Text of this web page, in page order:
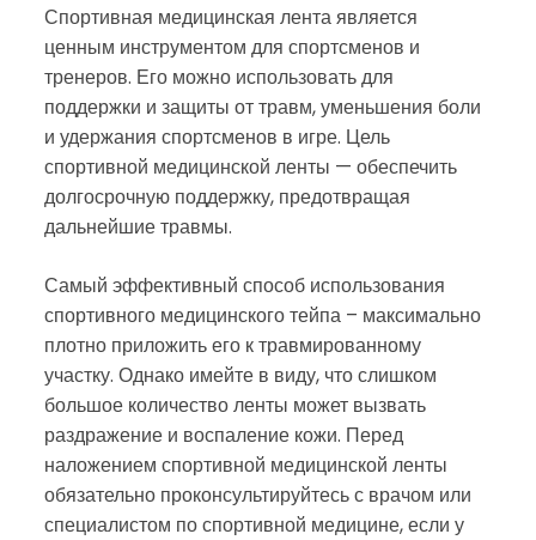
Спортивная медицинская лента является
ценным инструментом для спортсменов и
тренеров. Его можно использовать для
поддержки и защиты от травм, уменьшения боли
и удержания спортсменов в игре. Цель
спортивной медицинской ленты — обеспечить
долгосрочную поддержку, предотвращая
дальнейшие травмы.
Самый эффективный способ использования
спортивного медицинского тейпа – максимально
плотно приложить его к травмированному
участку. Однако имейте в виду, что слишком
большое количество ленты может вызвать
раздражение и воспаление кожи. Перед
наложением спортивной медицинской ленты
обязательно проконсультируйтесь с врачом или
специалистом по спортивной медицине, если у